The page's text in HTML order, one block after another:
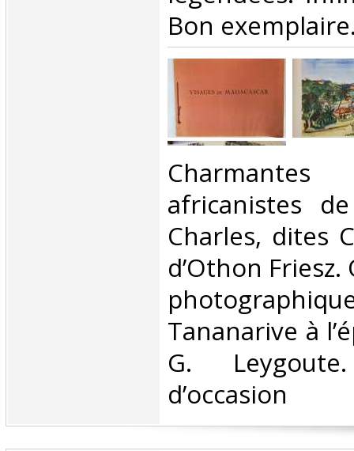
Bon
‎Charmantes
africanistes
Charles, dites
d’Othon
Tananarive à
G.
d’occasion ‎